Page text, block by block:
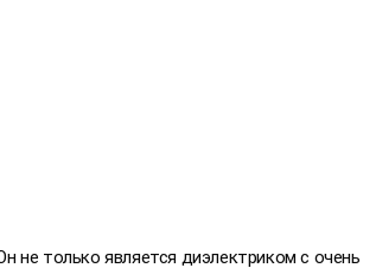
не только является диэлектриком с очень